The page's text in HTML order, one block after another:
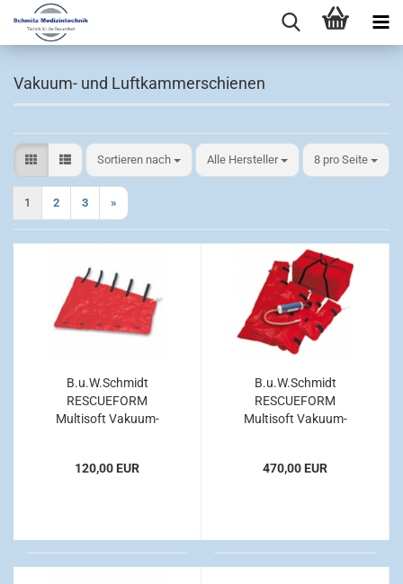
Vakuum- und Luftkammerschienen
Sortieren nach
Sortieren nach Alle Hersteller 8 pro Seite
pro Seite
1 2 3 »
B.u.W.Schmidt
RESCUEFORM
Multisoft Vakuum-
120,00 EUR
B.u.W.Schmidt
RESCUEFORM
Multisoft Vakuum-
470,00 EUR